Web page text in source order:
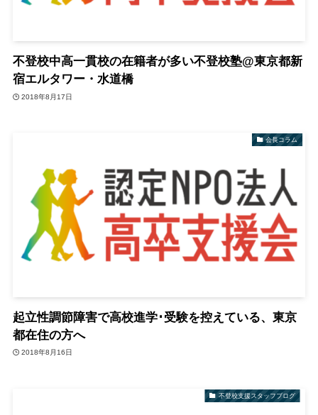
不登校中高一貫校の在籍者が多い不登校塾@東京都新
宿エルタワー・水道橋
2018年8月17日
会長コラム
起立性調節障害で高校進学･受験を控えている、東京
都在住の方へ
2018年8月16日
不登校支援スタッフブログ